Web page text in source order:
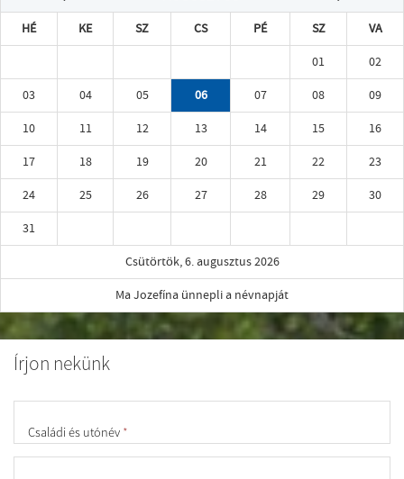
HÉ KE SZ CS PÉ SZ
VA
01
02
03
04 05 06 07 08
09
10
11 12 13 14 15
16
17
18 19 20 21 22
23
24
25 26 27 28 29
30
31
Csütörtök, 6. augusztus 2026
Ma Jozefína ünnepli a névnapját
Írjon nekünk
Családi és utónév *